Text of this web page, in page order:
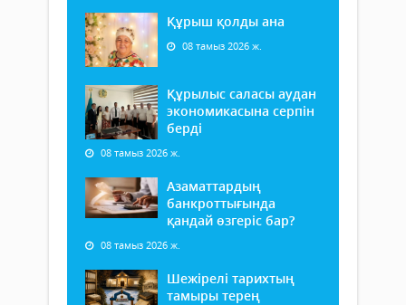
Құрыш қолды ана
08 тамыз 2026 ж.
Құрылыс саласы аудан
экономикасына серпін
берді
08 тамыз 2026 ж.
Азаматтардың
банкроттығында
қандай өзгеріс бар?
08 тамыз 2026 ж.
Шежірелі тарихтың
тамыры терең